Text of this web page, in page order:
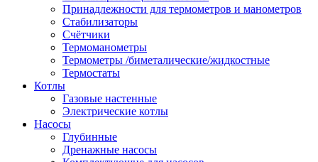
Принадлежности для термометров и манометров
Стабилизаторы
Счётчики
Термоманометры
Термометры /биметалические/жидкостные
Термостаты
Котлы
Газовые настенные
Электрические котлы
Насосы
Глубинные
Дренажные насосы